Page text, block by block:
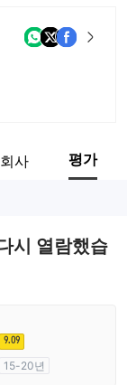
사 평가
시 열람했습
9.09
15-20년